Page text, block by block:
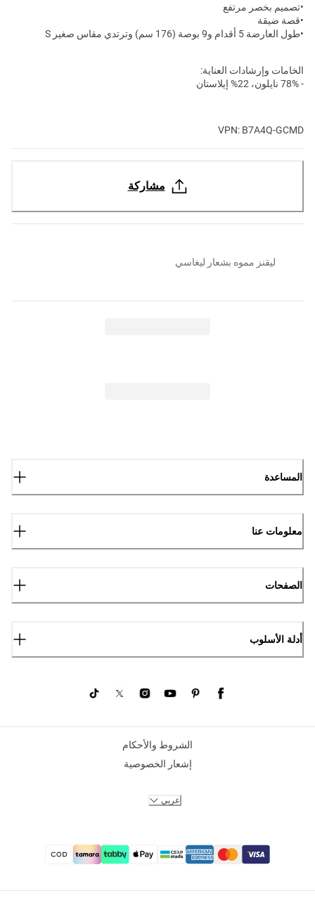
•تصميم بخصر مرتفع
•قصة ضيقة
•طول العارضة 5 أقدام و9 بوصة (176 سم) وترتدي مقاس صغير S
الخامات وإرشادات العناية:
- 78% نايلون، 22% إيلاستان
VPN: B7A4Q-GCMD
مشاركة
ليقنز مموه بشعار ليغاسي
المساعدة
معلومات عنا
الصفحات
أدلة الأسلوب
الشروط والأحكام
إشعار الخصوصية
عربي